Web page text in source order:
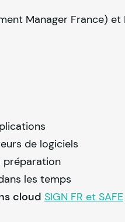
Manager France)
de logiciels
préparation
les temps
cloud SIGN FR et SAFE